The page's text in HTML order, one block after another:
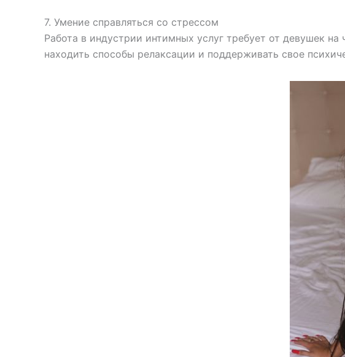
7. Умение справляться со стрессом
Работа в индустрии интимных услуг требует от девушек
находить способы релаксации и поддерживать свое